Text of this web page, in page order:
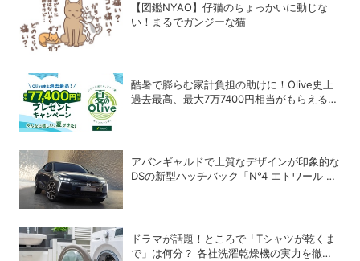
【図鑑NYAO】仔猫のちょっかいに動じな
い！まるでガンジーな猫
酷暑で膨らむ家計負担の助けに！Olive史上
過去最高、最大7万7400円相当がもらえる
アバンギャルドで上質なデザインが印象的な
DSの新型ハッチバック「N°4 エトワール ハ
ドラマが話題！ところで「Tシャツが乾くま
で」は何分？ 各社洗濯乾燥機の実力を徹底